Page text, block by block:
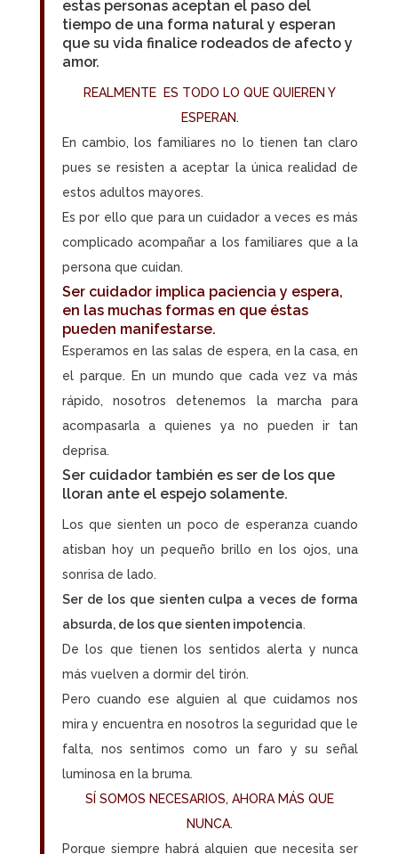
estas personas aceptan el paso del
tiempo de una forma natural y esperan
que su vida finalice rodeados de afecto y
amor.
REALMENTE ES TODO LO QUE QUIEREN Y
ESPERAN.
En cambio, los familiares no lo tienen tan claro
pues se resisten a aceptar la única realidad de
estos adultos mayores.
Es por ello que para un cuidador a veces es más
complicado acompañar a los familiares que a la
persona que cuidan.
Ser cuidador implica paciencia y espera,
en las muchas formas en que éstas
pueden manifestarse.
Esperamos en las salas de espera, en la casa, en
el parque. En un mundo que cada vez va más
rápido, nosotros detenemos la marcha para
acompasarla a quienes ya no pueden ir tan
deprisa.
Ser cuidadortambién es ser de los que
lloran ante el espejo solamente.
Los que sienten un poco de esperanza cuando
atisban hoy un pequeño brillo en los ojos, una
sonrisa de lado.
Ser de los que sienten culpa a veces de forma
absurda, de los que sienten impotencia.
De los que tienen los sentidos alerta y nunca
más vuelven a dormir del tirón.
Pero cuando ese alguien al que cuidamos nos
mira y encuentra en nosotros la seguridad que le
falta, nos sentimos como un faro y su señal
luminosa en la bruma.
SÍ SOMOS NECESARIOS, AHORA MÁS QUE
NUNCA.
Porque siempre habrá alguien que necesita ser